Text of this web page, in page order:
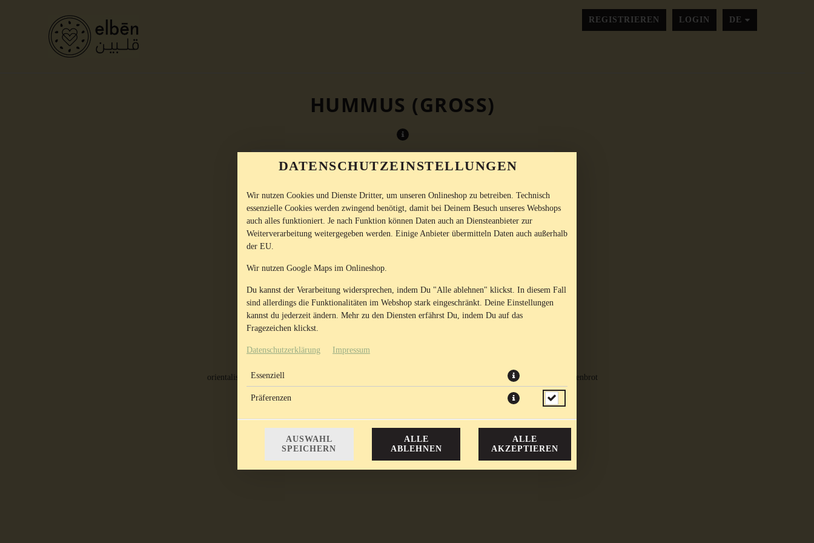
REGISTRIEREN LOGIN DE
SPRACHE
HUMMUS (GROSS)
orientalische Spezialität mit Kichererbsen, Zitrone, Sesampaste, Olivenöl und syrischen Gewürzen, dazu Ofenbrot
* Die Preise können nach Auswahl des Stores variieren.
DATENSCHUTZEINSTELLUNGEN
Wir nutzen Cookies und Dienste Dritter, um unseren Onlineshop zu betreiben. Technisch
essenzielle Cookies werden zwingend benötigt, damit bei Deinem Besuch unseres Webshops
auch alles funktioniert. Je nach Funktion können Daten auch an Diensteanbieter zur
Weiterverarbeitung weitergegeben werden. Einige Anbieter übermitteln Daten auch außerhalb
der EU.
Wir nutzen Google Maps im Onlineshop.
Du kannst der Verarbeitung widersprechen, indem Du "Alle ablehnen" klickst. In diesem Fall
sind allerdings die Funktionalitäten im Webshop stark eingeschränkt. Deine Einstellungen
kannst du jederzeit ändern. Mehr zu den Diensten erfährst Du, indem Du auf das
Fragezeichen klickst.
Datenschutzerklärung Impressum
Essenziell
Präferenzen
AUSWAHL
SPEICHERN
ALLE
ABLEHNEN
ALLE
AKZEPTIEREN